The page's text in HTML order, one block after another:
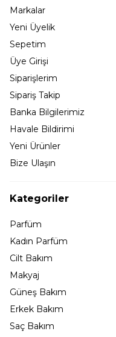
Markalar
Yeni Üyelik
Sepetim
Üye Girişi
Siparişlerim
Sipariş Takip
Banka Bilgilerimiz
Havale Bildirimi
Yeni Ürünler
Bize Ulaşın
Kategoriler
Parfüm
Kadın Parfüm
Cilt Bakım
Makyaj
Güneş Bakım
Erkek Bakım
Saç Bakım